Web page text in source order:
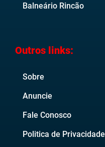
Balneário Rincão
Outros links:
Sobre
Anuncie
Fale Conosco
Politica de Privacidade